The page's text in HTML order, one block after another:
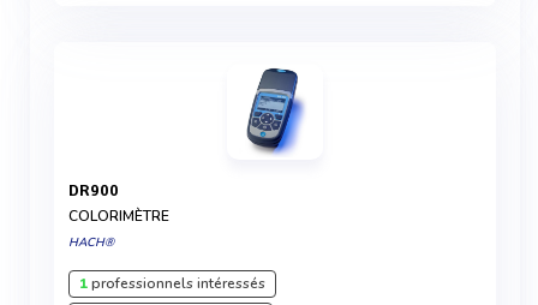
DR900
COLORIMÈTRE
HACH®
1professionnels intéressés